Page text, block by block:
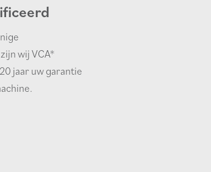
wij VCA*
jaar uw garantie